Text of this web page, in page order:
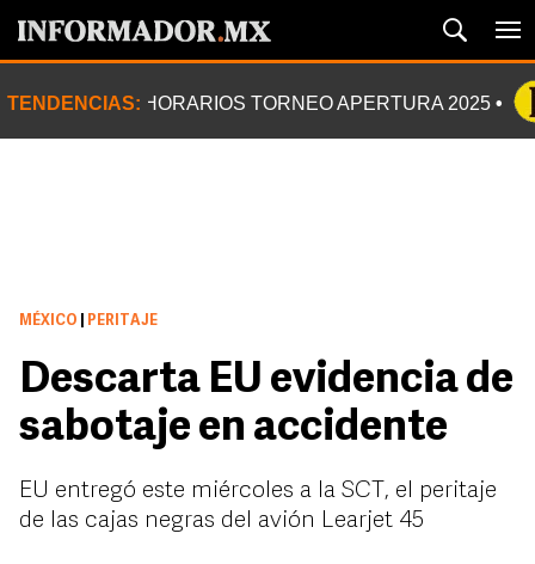
TENDENCIAS: HORARIOS TORNEO APERTURA 2025
MÉXICO PERITAJE
Descarta EU evidencia de
sabotaje en accidente
EU entregó este miércoles a la SCT, el peritaje
de las cajas negras del avión Learjet 45